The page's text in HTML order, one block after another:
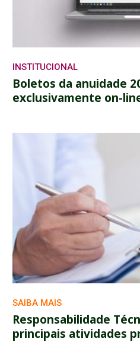
INSTITUCIONAL
Boletos da anuidade
exclusivamente on-
SAIBA MAIS
Responsabilidade
principais atividades